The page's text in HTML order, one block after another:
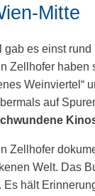
Mitte
gab es einst
Zellhofer
Weinviertel“
auf
Zellhofer
Welt. Das
Es hält